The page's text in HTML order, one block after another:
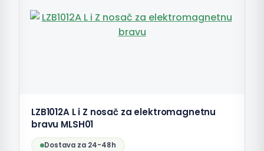
LZB1012A L i Z nosač za elektromagnetnu
bravu MLSH01
Dostava za 24-48h